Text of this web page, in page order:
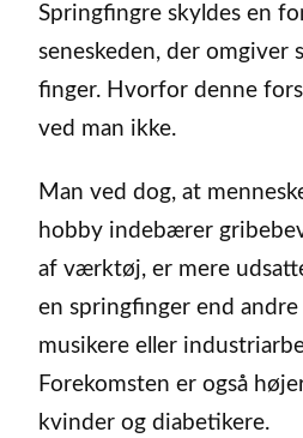
Springfingre skyldes en
seneskeden, der omgiver
finger. Hvorfor denne
ved man ikke.
Man ved dog, at
hobby indebærer
af værktøj, er mere
en springfinger end
musikere eller
Forekomsten er også
kvinder og diabetikere.